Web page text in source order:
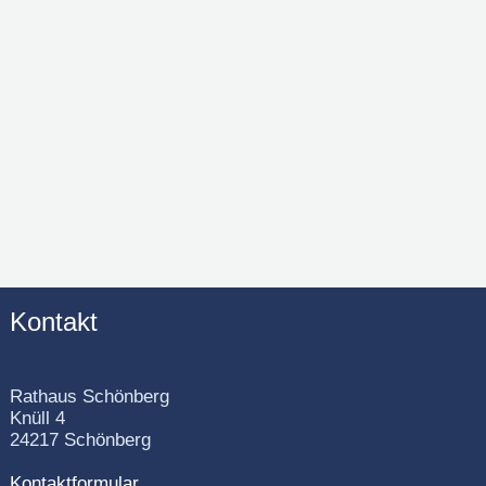
Kontakt
Rathaus Schönberg
Knüll 4
24217 Schönberg